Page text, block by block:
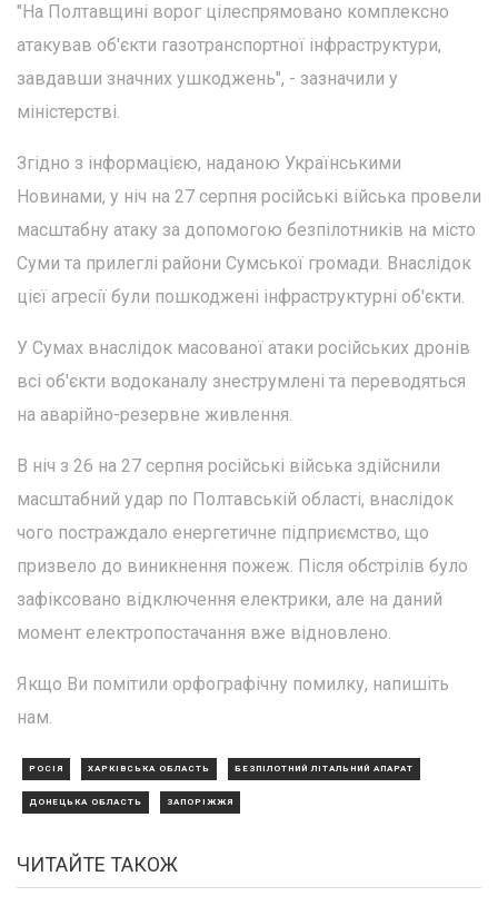
"На Полтавщині ворог цілеспрямовано комплексно
атакував об'єкти газотранспортної інфраструктури,
завдавши значних ушкоджень", - зазначили у
міністерстві.
Згідно з інформацією, наданою Українськими
Новинами, у ніч на 27 серпня російські війська провели
масштабну атаку за допомогою безпілотників на місто
Суми та прилеглі райони Сумської громади. Внаслідок
цієї агресії були пошкоджені інфраструктурні об'єкти.
У Сумах внаслідок масованої атаки російських дронів
всі об'єкти водоканалу знеструмлені та переводяться
на аварійно-резервне живлення.
В ніч з 26 на 27 серпня російські війська здійснили
масштабний удар по Полтавській області, внаслідок
чого постраждало енергетичне підприємство, що
призвело до виникнення пожеж. Після обстрілів було
зафіксовано відключення електрики, але на даний
момент електропостачання вже відновлено.
Якщо Ви помітили орфографічну помилку, напишіть
нам.
РОСІЯ ХАРКІВСЬКА ОБЛАСТЬ БЕЗПІЛОТНИЙ ЛІТАЛЬНИЙ АПАРАТ
ДОНЕЦЬКА ОБЛАСТЬ ЗАПОРІЖЖЯ
ЧИТАЙТЕ ТАКОЖ